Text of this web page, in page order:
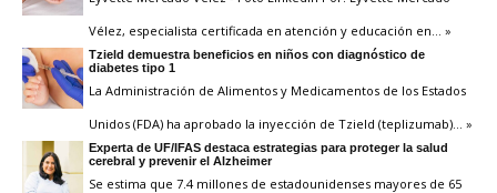
Vélez, especialista certificada en atención y educación en … »
Tzield demuestra beneficios en niños con diagnóstico de
diabetes tipo 1
La Administración de Alimentos y Medicamentos de los Estados
Unidos (FDA) ha aprobado la inyección de Tzield (teplizumab) … »
Experta de UF/IFAS destaca estrategias para proteger la salud
cerebral y prevenir el Alzheimer
Se estima que 7.4 millones de estadounidenses mayores de 65